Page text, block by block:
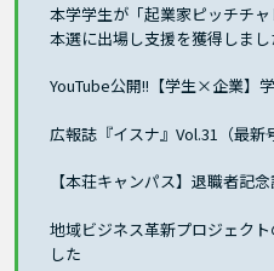
本学学生が「起業家ピッチチャ
本選に出場し支援を獲得しまし
YouTube公開!!【学生×企業】
広報誌『イスナ』Vol.31（最新
【本荘キャンパス】退職者記
地域ビジネス革新プロジェク
した